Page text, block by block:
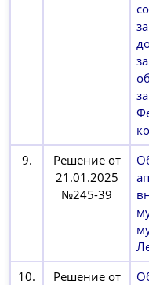
9.
Решение от
21.01.2025
№245-39
10.
Решение от